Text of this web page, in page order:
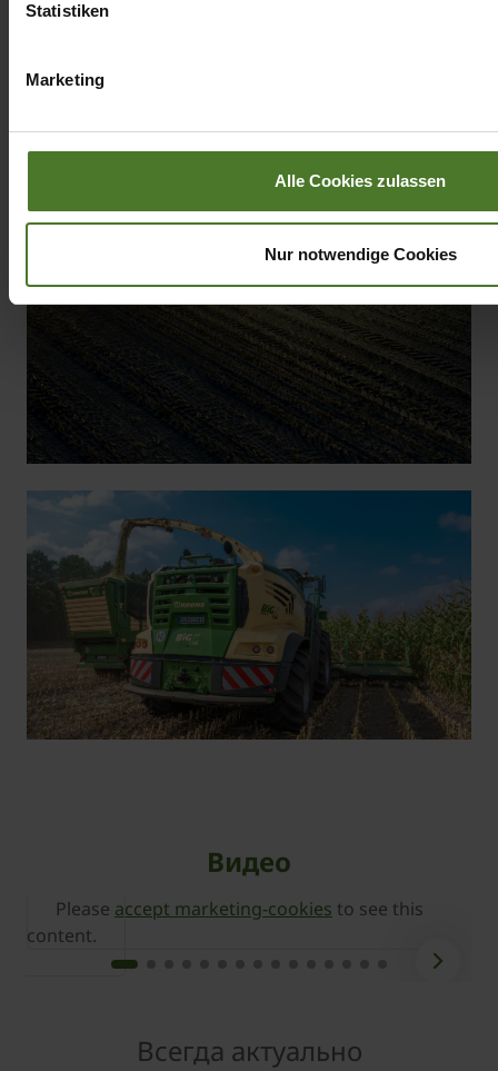
Statistiken
Marketing
Alle Cookies zulassen
Nur notwendige Cookies
Видео
Please accept marketing-cookies to see this
content.
Всегда актуально